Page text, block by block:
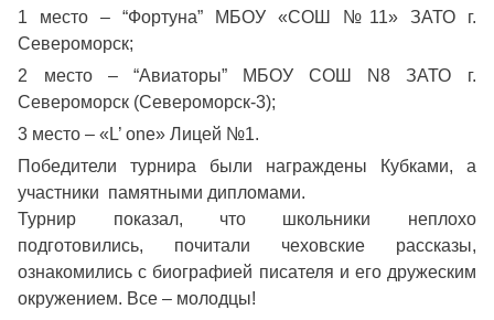
1 место – “Фортуна” МБОУ «СОШ №11» ЗАТО г.
Североморск;
2 место – “Авиаторы” МБОУ СОШ N8 ЗАТО г.
Североморск (Североморск-3);
3 место – «L’ one» Лицей №1.
Победители турнира были награждены Кубками, а
участники памятными дипломами.
Турнир показал, что школьники неплохо
подготовились, почитали чеховские рассказы,
ознакомились с биографией писателя и его дружеским
окружением. Все – молодцы!